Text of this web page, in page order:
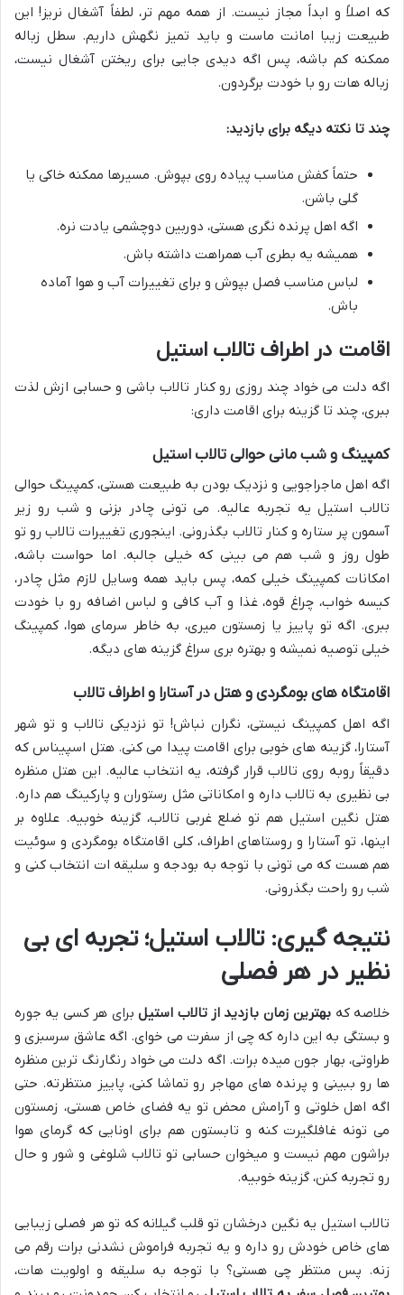
که اصلاً و ابداً مجاز نیست. از همه مهم تر، لطفاً آشغال نریز! این
طبیعت زیبا امانت ماست و باید تمیز نگهش داریم. سطل زباله
ممکنه کم باشه، پس اگه دیدی جایی برای ریختن آشغال نیست،
زباله هات رو با خودت برگردون.
چند تا نکته دیگه برای بازدید:
حتماً کفش مناسب پیاده روی بپوش. مسیرها ممکنه خاکی یا
گلی باشن.
اگه اهل پرنده نگری هستی، دوربین دوچشمی یادت نره.
همیشه یه بطری آب همراهت داشته باش.
لباس مناسب فصل بپوش و برای تغییرات آب و هوا آماده
باش.
اقامت در اطراف تالاب استیل
اگه دلت می خواد چند روزی رو کنار تالاب باشی و حسابی ازش لذت
ببری، چند تا گزینه برای اقامت داری:
کمپینگ و شب مانی حوالی تالاب استیل
اگه اهل ماجراجویی و نزدیک بودن به طبیعت هستی، کمپینگ حوالی
تالاب استیل یه تجربه عالیه. می تونی چادر بزنی و شب رو زیر
آسمون پر ستاره و کنار تالاب بگذرونی. اینجوری تغییرات تالاب رو تو
طول روز و شب هم می بینی که خیلی جالبه. اما حواست باشه،
امکانات کمپینگ خیلی کمه، پس باید همه وسایل لازم مثل چادر،
کیسه خواب، چراغ قوه، غذا و آب کافی و لباس اضافه رو با خودت
ببری. اگه تو پاییز یا زمستون میری، به خاطر سرمای هوا، کمپینگ
خیلی توصیه نمیشه و بهتره بری سراغ گزینه های دیگه.
اقامتگاه های بومگردی و هتل در آستارا و اطراف تالاب
اگه اهل کمپینگ نیستی، نگران نباش! تو نزدیکی تالاب و تو شهر
آستارا، گزینه های خوبی برای اقامت پیدا می کنی. هتل اسپیناس که
دقیقاً روبه روی تالاب قرار گرفته، یه انتخاب عالیه. این هتل منظره
بی نظیری به تالاب داره و امکاناتی مثل رستوران و پارکینگ هم داره.
هتل نگین استیل هم تو ضلع غربی تالاب، گزینه خوبیه. علاوه بر
اینها، تو آستارا و روستاهای اطراف، کلی اقامتگاه بومگردی و سوئیت
هم هست که می تونی با توجه به بودجه و سلیقه ات انتخاب کنی و
شب رو راحت بگذرونی.
نتیجه گیری: تالاب استیل؛ تجربه ای بی
نظیر در هر فصلی
خلاصه که بهترین زمان بازدید از تالاب استیلبرای هر کسی یه جوره
و بستگی به این داره که چی از سفرت می خوای. اگه عاشق سرسبزی و
طراوتی، بهار جون میده برات. اگه دلت می خواد رنگارنگ ترین منظره
ها رو ببینی و پرنده های مهاجر رو تماشا کنی، پاییز منتظرته. حتی
اگه اهل خلوتی و آرامش محض تو یه فضای خاص هستی، زمستون
می تونه غافلگیرت کنه و تابستون هم برای اونایی که گرمای هوا
براشون مهم نیست و میخوان حسابی تو تالاب شلوغی و شور و حال
رو تجربه کنن، گزینه خوبیه.
تالاب استیل یه نگین درخشان تو قلب گیلانه که تو هر فصلی زیبایی
های خاص خودش رو داره و یه تجربه فراموش نشدنی برات رقم می
زنه. پس منتظر چی هستی؟ با توجه به سلیقه و اولویت هات،